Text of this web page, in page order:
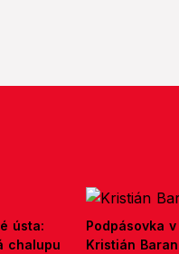
ústa:
chalupu
Podpásovka
Kristián